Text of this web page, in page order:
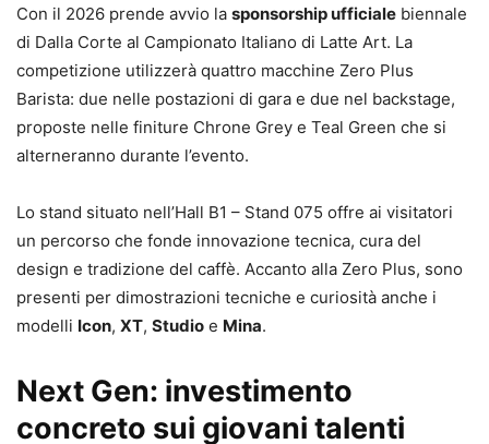
Con il 2026 prende avvio la sponsorship ufficiale biennale
di Dalla Corte al Campionato Italiano di Latte Art. La
competizione utilizzerà quattro macchine Zero Plus
Barista: due nelle postazioni di gara e due nel backstage,
proposte nelle finiture Chrone Grey e Teal Green che si
alterneranno durante l’evento.
Lo stand situato nell’Hall B1 – Stand 075 offre ai visitatori
un percorso che fonde innovazione tecnica, cura del
design e tradizione del caffè. Accanto alla Zero Plus, sono
presenti per dimostrazioni tecniche e curiosità anche i
modelli Icon, XT, Studio e Mina.
Next Gen: investimento
concreto sui giovani talenti